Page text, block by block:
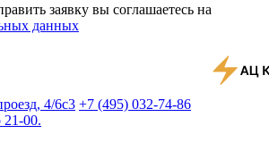
заявку вы соглашаетесь на
данных
4/6с3 +7 (495) 032-74-86
21-00.